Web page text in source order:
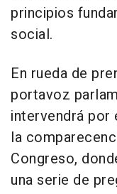
principios
social.
En rueda de
portavoz
intervendrá por
la
Congreso,
una serie de